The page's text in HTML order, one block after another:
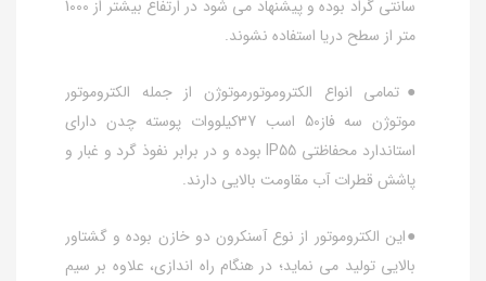
سانتی گراد بوده و پیشنهاد می شود در ارتفاع بیشتر از 1000
متر از سطح دریا استفاده نشوند.
●تمامی انواع الکتروموتورموتوژن از جمله الکتروموتور
موتوژن سه فاز50 اسب 37کیلووات پوسته چدن دارای
استاندارد محفاظتی IP55 بوده و در برابر نفوذ گرد و غبار و
پاشش قطرات آب مقاومت بالایی دارند.
●این الکتروموتور از نوع آسنکرون دو خازن بوده و گشتاور
بالایی تولید می نماید؛ در هنگام راه اندازی، علاوه بر سیم